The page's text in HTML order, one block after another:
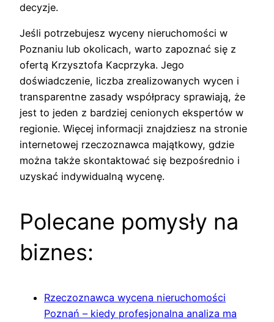
decyzje.
Jeśli potrzebujesz wyceny nieruchomości w
Poznaniu lub okolicach, warto zapoznać się z
ofertą Krzysztofa Kacprzyka. Jego
doświadczenie, liczba zrealizowanych wycen i
transparentne zasady współpracy sprawiają, że
jest to jeden z bardziej cenionych ekspertów w
regionie. Więcej informacji znajdziesz na stronie
internetowej rzeczoznawca majątkowy, gdzie
można także skontaktować się bezpośrednio i
uzyskać indywidualną wycenę.
Polecane pomysły na
biznes:
Rzeczoznawca wycena nieruchomości
Poznań – kiedy profesjonalna analiza ma